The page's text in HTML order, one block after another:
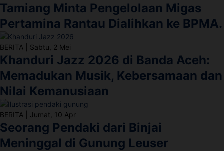
Tamiang Minta Pengelolaan Migas
Pertamina Rantau Dialihkan ke BPMA.
BERITA Sabtu, 2 Mei
Khanduri Jazz 2026 di Banda Aceh:
Memadukan Musik, Kebersamaan dan
Nilai Kemanusiaan
BERITA Jumat, 10 Apr
Seorang Pendaki dari Binjai
Meninggal di Gunung Leuser